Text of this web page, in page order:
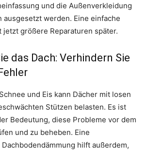
und die Außenverkleidung
ausgesetzt werden. Eine einfache
jetzt größere Reparaturen später.
das Dach: Verhindern Sie
und Eis kann Dächer mit losen
Stützen belasten. Es ist
Bedeutung, diese Probleme vor dem
und zu beheben. Eine
hilft außerdem,